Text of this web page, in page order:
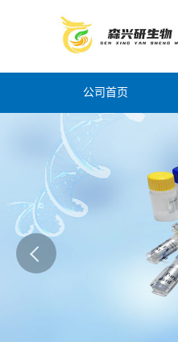
公司首页